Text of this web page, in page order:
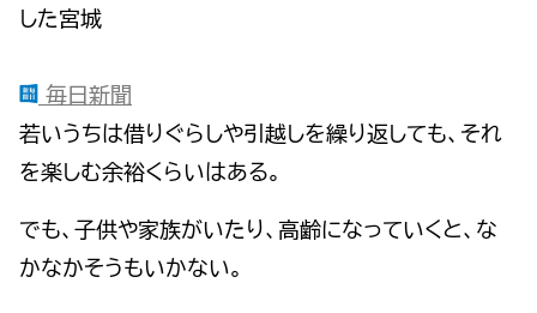
した宮城
毎日新聞
若いうちは借りぐらしや引越しを繰り返しても、それ
を楽しむ余裕くらいはある。
でも、子供や家族がいたり、高齢になっていくと、な
かなかそうもいかない。